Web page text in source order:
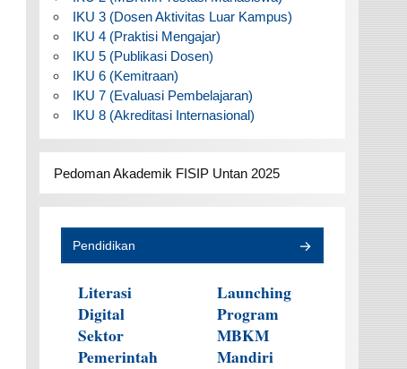
IKU 3 (Dosen Aktivitas Luar Kampus)
IKU 4 (Praktisi Mengajar)
IKU 5 (Publikasi Dosen)
IKU 6 (Kemitraan)
IKU 7 (Evaluasi Pembelajaran)
IKU 8 (Akreditasi Internasional)
Pedoman Akademik FISIP Untan 2025
Pendidikan
Literasi
Digital
Sektor
Pemerintah
Launching
Program
MBKM
Mandiri